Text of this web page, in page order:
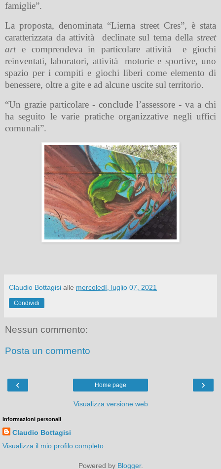
famiglie”.
La proposta, denominata “Lierna street Cres”, è stata
caratterizzata da attività
declinate sul tema della street
arte comprendeva in particolare attività
e giochi
reinventati, laboratori, attività
motorie e sportive, uno
spazio per i compiti e giochi liberi come elemento di
benessere, oltre a gite e ad alcune uscite sul territorio.
“Un grazie particolare - conclude l’assessore - va a chi
ha seguito le varie pratiche organizzative negli uffici
comunali”.
Claudio Bottagisi alle mercoledì, luglio 07, 2021
Condividi
Nessun commento:
Posta un commento
‹ ›
Home page
Visualizza versione web
Informazioni personali
Claudio Bottagisi
Visualizza il mio profilo completo
Powered by Blogger.